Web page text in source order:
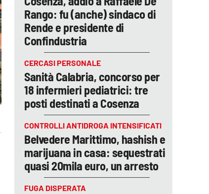
Rango: fu (anche) sindaco di
Rende e presidente di
Confindustria
CERCASI PERSONALE
Sanità Calabria, concorso per
18 infermieri pediatrici: tre
posti destinati a Cosenza
CONTROLLI ANTIDROGA INTENSIFICATI
Belvedere Marittimo, hashish e
marijuana in casa: sequestrati
quasi 20mila euro, un arresto
FUGA DISPERATA